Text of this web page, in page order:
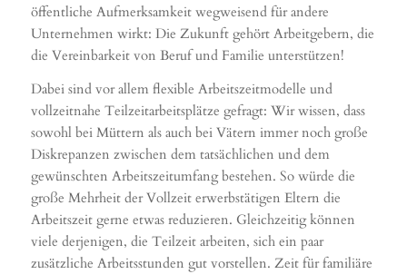
öffentliche Aufmerksamkeit wegweisend für andere
Unternehmen wirkt: Die Zukunft gehört Arbeitgebern, die
die Vereinbarkeit von Beruf und Familie unterstützen!
Dabei sind vor allem flexible Arbeitszeitmodelle und
vollzeitnahe Teilzeitarbeitsplätze gefragt: Wir wissen, dass
sowohl bei Müttern als auch bei Vätern immer noch große
Diskrepanzen zwischen dem tatsächlichen und dem
gewünschten Arbeitszeitumfang bestehen. So würde die
große Mehrheit der Vollzeit erwerbstätigen Eltern die
Arbeitszeit gerne etwas reduzieren. Gleichzeitig können
viele derjenigen, die Teilzeit arbeiten, sich ein paar
zusätzliche Arbeitsstunden gut vorstellen. Zeit für familiäre